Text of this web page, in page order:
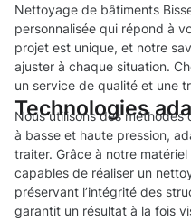
Nettoyage de bâtiments
personnalisée qui répond à
projet est unique, et notre
ajuster à chaque situation.
un service de qualité et une
Technologies
Nous utilisons des
à basse et haute pression,
traiter. Grâce à notre
capables de réaliser un
préservant l’intégrité des
garantit un résultat à la fois